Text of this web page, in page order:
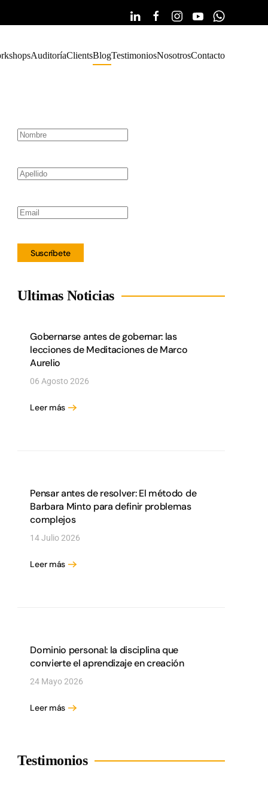
AuditoríaClientsBlogTestimoniosNosotrosContacto
Suscríbete
Ultimas Noticias
Gobernarse antes de gobernar: las
lecciones de Meditaciones de Marco
Aurelio
06 Agosto 2026
Leer más
Pensar antes de resolver: El método de
Barbara Minto para definir problemas
complejos
14 Julio 2026
Leer más
Dominio personal: la disciplina que
convierte el aprendizaje en creación
24 Mayo 2026
Leer más
Testimonios